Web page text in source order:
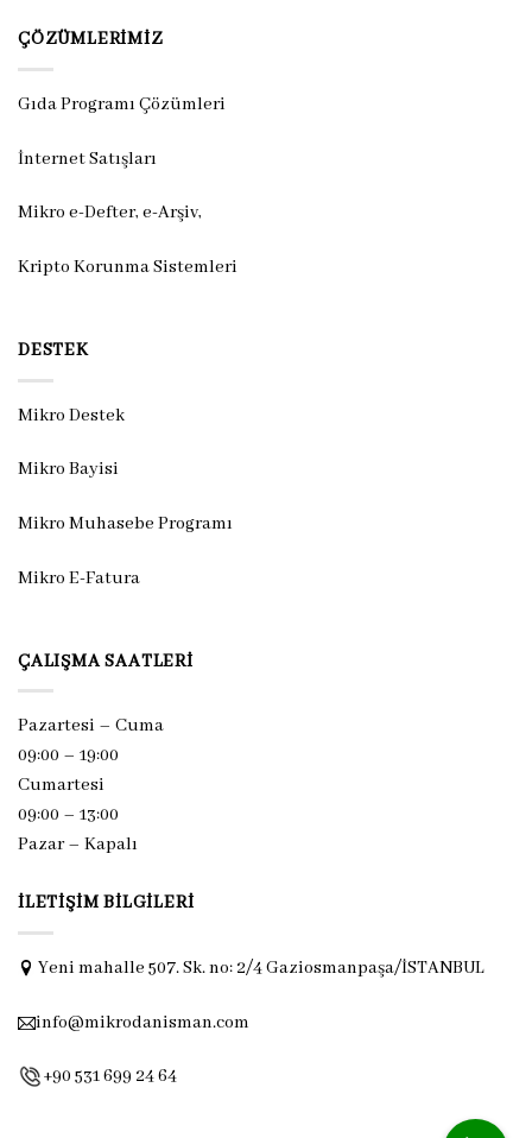
ÇÖZÜMLERIMIZ
Gıda Programı Çözümleri
İnternet Satışları
Mikro e-Defter, e-Arşiv,
Kripto Korunma Sistemleri
DESTEK
Mikro Destek
Mikro Bayisi
Mikro Muhasebe Programı
Mikro E-Fatura
ÇALIŞMA SAATLERI
Pazartesi – Cuma
09:00 – 19:00
Cumartesi
09:00 – 13:00
Pazar – Kapalı
İLETIŞIM BILGILERI
Yeni mahalle 507. Sk. no: 2/4 Gaziosmanpaşa/İSTANBUL
info@mikrodanisman.com
+90 531 699 24 64